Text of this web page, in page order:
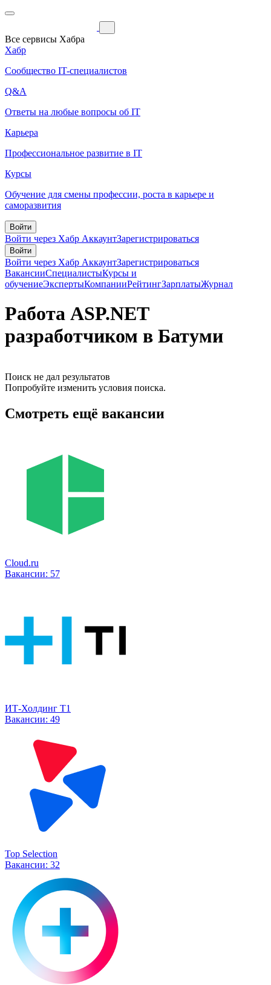
Все сервисы Хабра
Хабр
Сообщество IT-специалистов
Q&A
Ответы на любые вопросы об IT
Карьера
Профессиональное развитие в IT
Курсы
Обучение для смены профессии, роста в карьере и
саморазвития
Войти
Войти через Хабр АккаунтЗарегистрироваться
Войти
Войти через Хабр АккаунтЗарегистрироваться
ВакансииСпециалистыКурсы и
обучениеЭкспертыКомпанииРейтингЗарплатыЖурнал
Работа ASP.NET
разработчиком в Батуми
Поиск не дал результатов
Попробуйте изменить условия поиска.
Смотреть ещё вакансии
Cloud.ru
Вакансии: 57
ИТ-Холдинг Т1
Вакансии: 49
Top Selection
Вакансии: 32